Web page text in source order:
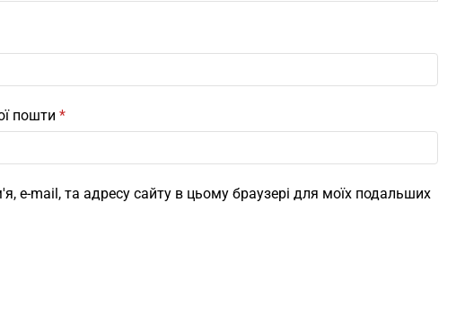
пошти *
e-mail, та адресу сайту в цьому браузері для моїх подальших